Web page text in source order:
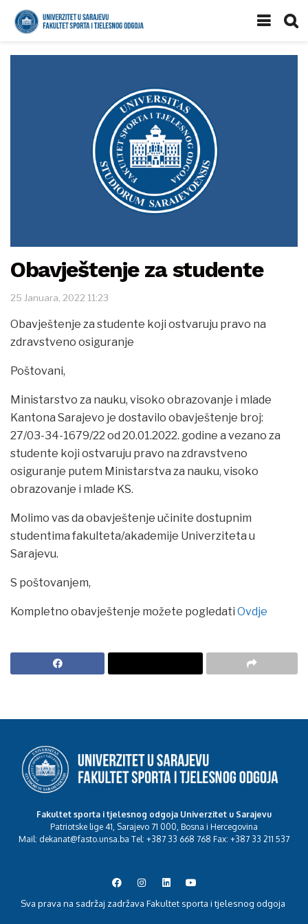
Obavještenje za studente
25 Januara, 2022 11:23
Obavještenje za studente koji ostvaruju pravo na
zdravstveno osiguranje
Poštovani,
Ministarstvo za nauku, visoko obrazovanje i mlade
Kantona Sarajevo je dostavilo obavještenje broj:
27/03-34-1679/22 od 20.01.2022. godine a vezano za
studente koji ostvaruju pravo na zdravstveno
osiguranje putem Ministarstva za nauku, visoko
obrazovanje i mlade KS.
Molimo vas da obavještenje učinite dostupnim
studentima fakulteta/akademije Univerziteta u
Sarajevu.
S poštovanjem,
Kompletno obavještenje možete pogledati Ovdje
Fakultet sporta i tjelesnog odgoja Univerzitet u Sarajevu
Patriotske lige 41, Sarajevo 71 000, Bosna i Hercegovina
Mail: dekanat@fasto.unsa.ba Tel: +387 33 668 768 Fax: +387 33 211 537
Sva prava na sadržaj zadržava Fakultet sporta i tjelesnog odgoja